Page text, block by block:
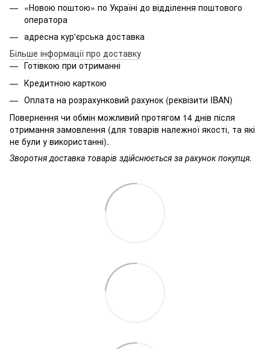
«Новою поштою» по Україні до відділення поштового
оператора
адресна кур'єрська доставка
Більше інформації про доставку
Готівкою при отриманні
Кредитною карткою
Оплата на розрахунковий рахунок (реквізити IBAN)
Повернення чи обмін можливий протягом 14 днів після
отримання замовлення (для товарів належної якості, та які
не були у використанні).
Зворотня доставка товарів здійснюється за рахунок покупця.